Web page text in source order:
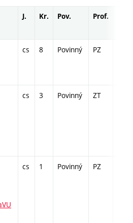
J. Kr. Pov. Prof.
cs 8 Povinný PZ
cs 3 Povinný ZT
cs 1 Povinný PZ